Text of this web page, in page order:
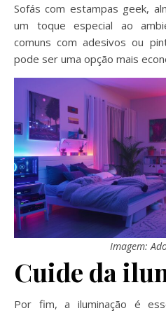
Sofás com estampas geek,
um toque especial ao
comuns com adesivos ou
pode ser uma opção mais
Imagem:
Cuide da
Por fim, a iluminação é